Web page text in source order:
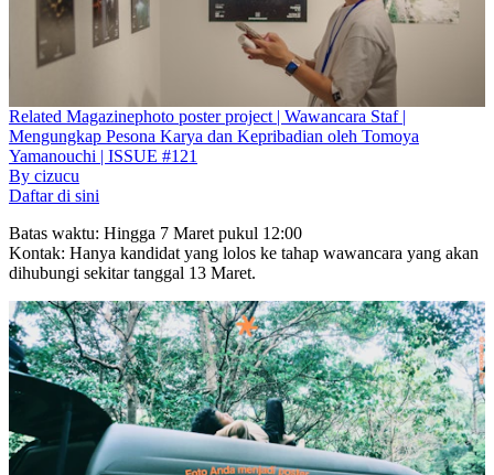
Related Magazinephoto poster project | Wawancara Staf |
Mengungkap Pesona Karya dan Kepribadian oleh Tomoya
Yamanouchi | ISSUE #121
By cizucu
Daftar di sini
Batas waktu: Hingga 7 Maret pukul 12:00
Kontak: Hanya kandidat yang lolos ke tahap wawancara yang akan
dihubungi sekitar tanggal 13 Maret.